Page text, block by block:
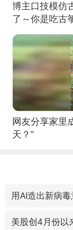
博主口技模仿
了～你是吃古
位考级不带古
日电讯）
网友分享家里
天？”
用AI造出新病
美股创4月份以